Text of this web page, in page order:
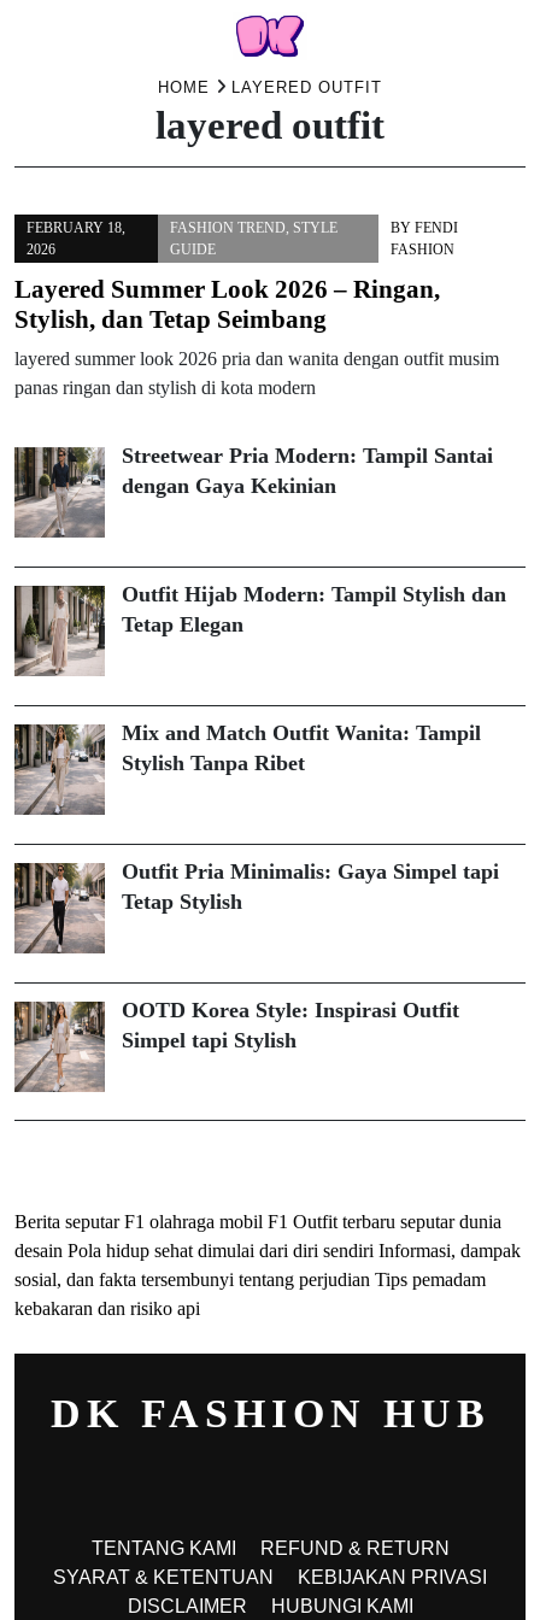
HOME LAYERED OUTFIT
layered outfit
FEBRUARY 18,
2026
FASHION TREND, STYLE
GUIDE
BYFENDI
FASHION
Layered Summer Look 2026 – Ringan,
Stylish, dan Tetap Seimbang
layered summer look 2026 pria dan wanita dengan outfit musim
panas ringan dan stylish di kota modern
Streetwear Pria Modern: Tampil Santai
dengan Gaya Kekinian
Outfit Hijab Modern: Tampil Stylish dan
Tetap Elegan
Mix and Match Outfit Wanita: Tampil
Stylish Tanpa Ribet
Outfit Pria Minimalis: Gaya Simpel tapi
Tetap Stylish
OOTD Korea Style: Inspirasi Outfit
Simpel tapi Stylish
Berita seputar F1 olahraga mobil F1 Outfit terbaru seputar dunia
desain Pola hidup sehat dimulai dari diri sendiri Informasi, dampak
sosial, dan fakta tersembunyi tentang perjudian Tips pemadam
kebakaran dan risiko api
DK FASHION HUB
TENTANG KAMI
REFUND & RETURN
SYARAT & KETENTUAN
KEBIJAKAN PRIVASI
DISCLAIMER
HUBUNGI KAMI